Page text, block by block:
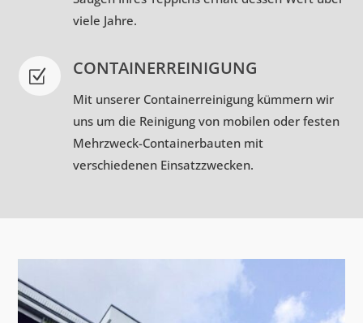
viele Jahre.
Z CONTAINERREINIGUNG
Mit unserer Containerreinigung kümmern wir
uns um die Reinigung von mobilen oder festen
Mehrzweck-Containerbauten mit
verschiedenen Einsatzzwecken.